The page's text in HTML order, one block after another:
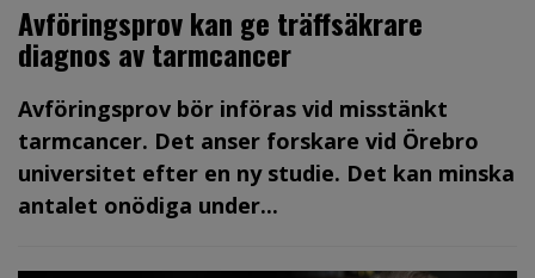
Avföringsprov kan ge träffsäkrare
diagnos av tarmcancer
Avföringsprov bör införas vid misstänkt
tarmcancer. Det anser forskare vid Örebro
universitet efter en ny studie. Det kan minska
antalet onödiga under...